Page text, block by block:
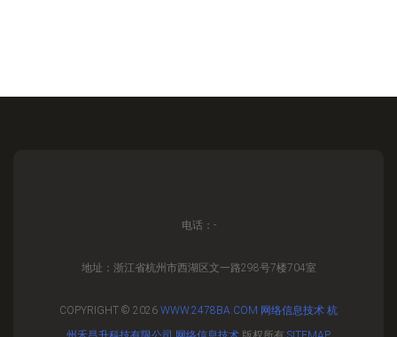
电话：-
地址：浙江省杭州市西湖区文一路298号7楼704室
COPYRIGHT © 2026 WWW.2478BA.COM 网络信息技术 杭